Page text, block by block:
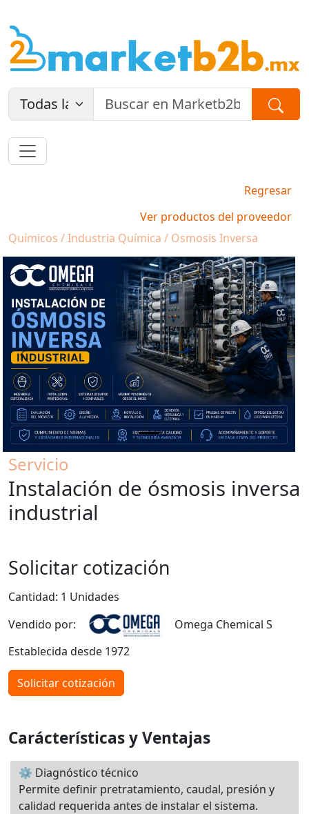
Regresar
Ver productos del proveedor
Químicos / Industria Química / Osmosis Inversa
Previous Next
Servicio
Instalación de ósmosis inversa
industrial
Solicitar cotización
Cantidad: 1 Unidades
Vendido por:
Omega Chemical S
Establecida desde 1972
Solicitar cotización
Carácterísticas y Ventajas
⚙️ Diagnóstico técnico
Permite definir pretratamiento, caudal, presión y
calidad requerida antes de instalar el sistema.